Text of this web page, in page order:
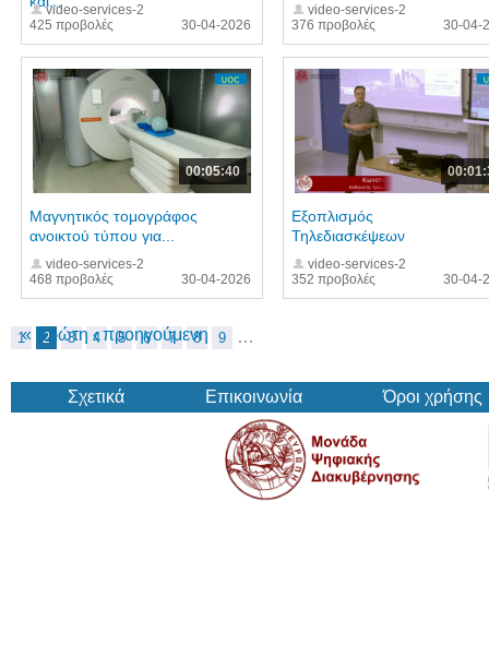
425 προβολές
video-services-2
30-04-2026
376 προβολές
video-services-2
30-04-
00:05:40
468 προβολές
Μαγνητικός τομογράφος
ανοικτού τύπου για...
video-services-2
30-04-2026
352 προβολές
Εξοπλισμός
Τηλεδιασκέψεων
video-services-2
30-04-
« πρώτη ‹ προηγούμενη
1 2 3 4 5 6 7 8 9 …
Σχετικά Επικοινωνία Όροι χρήσης